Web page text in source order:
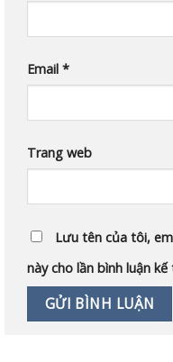
Email *
Trang web
Lưu tên của tôi,
này cho lần bình luận